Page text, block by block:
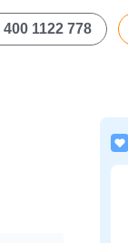
400 1122 778